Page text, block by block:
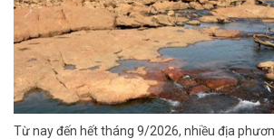
Từ nay đến hết tháng 9/2026, nhiều địa